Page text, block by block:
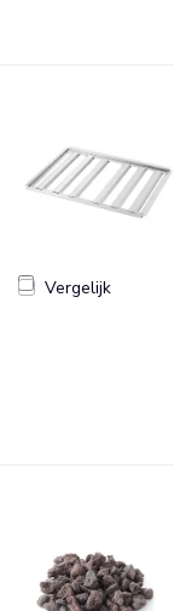
Vergelijk